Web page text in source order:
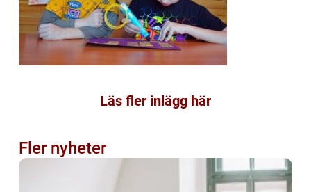
Läs fler inlägg här
Fler nyheter